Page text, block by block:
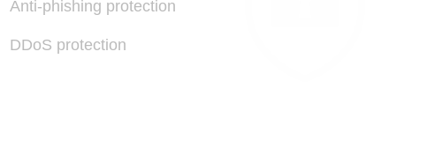
Anti-phishing protection
DDoS protection